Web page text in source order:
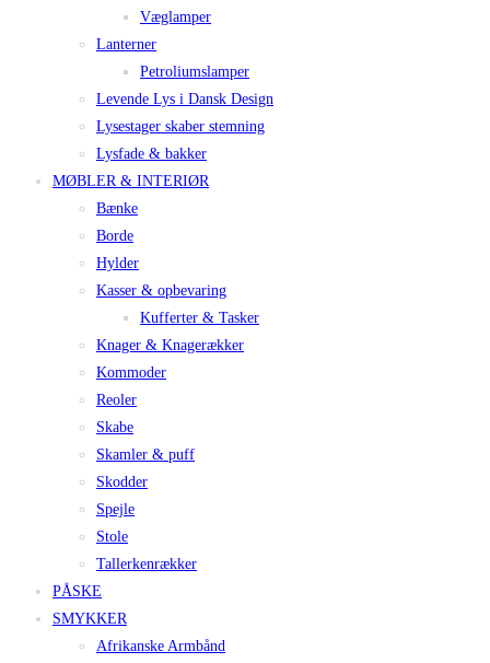
Væglamper
Lanterner
Petroliumslamper
Levende Lys i Dansk Design
Lysestager skaber stemning
Lysfade & bakker
MØBLER & INTERIØR
Bænke
Borde
Hylder
Kasser & opbevaring
Kufferter & Tasker
Knager & Knagerækker
Kommoder
Reoler
Skabe
Skamler & puff
Skodder
Spejle
Stole
Tallerkenrækker
PÅSKE
SMYKKER
Afrikanske Armbånd